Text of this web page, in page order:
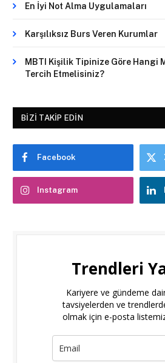
En İyi Not Alma Uygulamaları
Karşılıksız Burs Veren Kurumlar
MBTI Kişilik Tipinize Göre Hangi
Tercih Etmelisiniz?
BIZI TAKIP EDIN
Facebook
Instagram
Trendleri
Kariyere ve gündeme
tavsiyelerden ve
olmak için e-posta